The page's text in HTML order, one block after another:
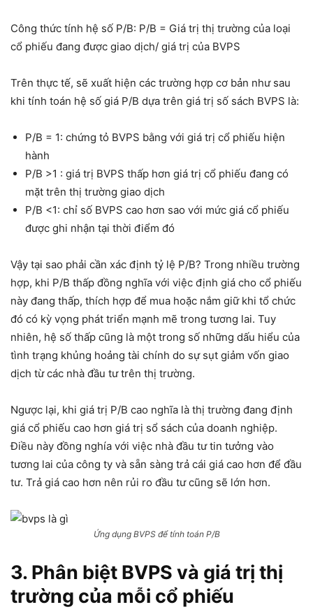
Công thức tính hệ số P/B: P/B = Giá trị thị trường của loại
cổ phiếu đang được giao dịch/ giá trị của BVPS
Trên thực tế, sẽ xuất hiện các trường hợp cơ bản như sau
khi tính toán hệ số giá P/B dựa trên giá trị số sách BVPS là:
P/B = 1: chứng tỏ BVPS bằng với giá trị cổ phiếu hiện
hành
P/B >1 : giá trị BVPS thấp hơn giá trị cổ phiếu đang có
mặt trên thị trường giao dịch
P/B <1: chỉ số BVPS cao hơn sao với mức giá cổ phiếu
được ghi nhận tại thời điểm đó
Vậy tại sao phải cần xác định tỷ lệ P/B? Trong nhiều trường
hợp, khi P/B thấp đồng nghĩa với việc định giá cho cổ phiếu
này đang thấp, thích hợp để mua hoặc nắm giữ khi tổ chức
đó có kỳ vọng phát triển mạnh mẽ trong tương lai. Tuy
nhiên, hệ số thấp cũng là một trong số những dấu hiểu của
tình trạng khủng hoảng tài chính do sự sụt giảm vốn giao
dịch từ các nhà đầu tư trên thị trường.
Ngược lại, khi giá trị P/B cao nghĩa là thị trường đang định
giá cổ phiếu cao hơn giá trị sổ sách của doanh nghiệp.
Điều này đồng nghía với việc nhà đầu tư tin tưởng vào
tương lai của công ty và sẵn sàng trả cái giá cao hơn để đầu
tư. Trả giá cao hơn nên rủi ro đầu tư cũng sẽ lớn hơn.
Ứng dụng BVPS để tính toán P/B
3. Phân biệt BVPS và giá trị thị
trường của mỗi cổ phiếu